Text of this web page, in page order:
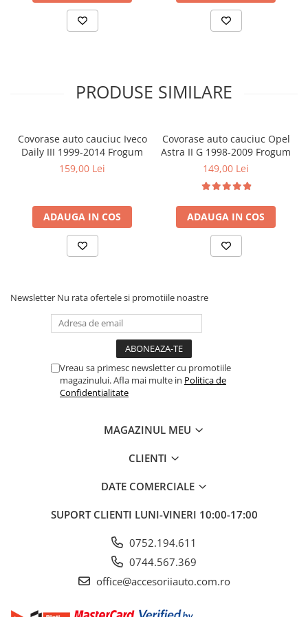
Covorase MINI
Covorase NISSAN
Covorase PORSCHE
Covorase SEAT
Covorase SKODA
Covorase SUZUKI
Covorase TOYOTA
Covorase VOLKSWAGEN
Tavite Portbagaj
ELECTRICE AUTO
Adaptoare Bricheta Auto
Banda izolatoare
Borne Baterie
Cabluri Alimentare Date Telefon
Invertor Auto
Papuci / Conectori Electrici
Roboti Pornire Auto
Sigurante Auto
PRODUSE SIMILARE
Covorase auto cauciuc Iveco
Daily III 1999-2014 Frogum
159,00 Lei
ADAUGA IN COS
Covorase auto cauciuc Opel
Astra II G 1998-2009 Frogum
149,00 Lei
ADAUGA IN COS
Newsletter Nu rata ofertele si promotiile noastre
Vreau sa primesc newsletter cu promotiile
magazinului. Afla mai multe in Politica de
Confidentialitate
MAGAZINUL MEU
CLIENTI
DATE COMERCIALE
SUPORT CLIENTI LUNI-VINERI 10:00-17:00
0752.194.611
0744.567.369
office@accesoriiauto.com.ro